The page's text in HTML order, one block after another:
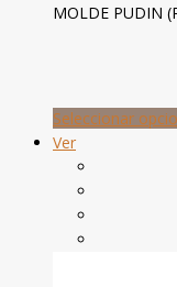
MOLDE PUDIN
Seleccionar
Ver